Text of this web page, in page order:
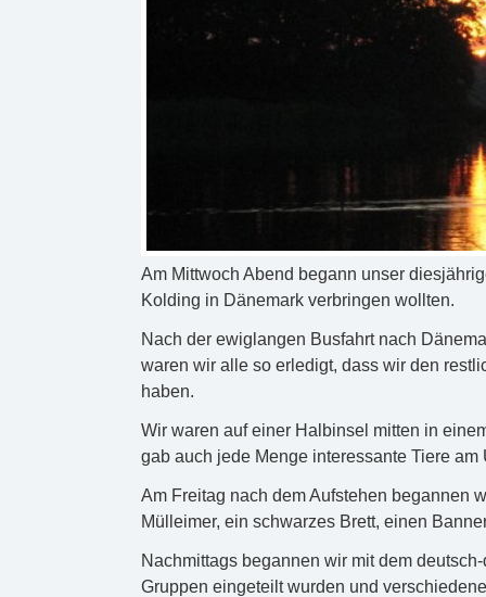
Am Mittwoch Abend begann unser
Kolding in Dänemark verbringen wollten.
Nach der ewiglangen Busfahrt nach
waren wir alle so erledigt, dass wir den
haben.
Wir waren auf einer Halbinsel mitten in
gab auch jede Menge interessante Tiere am
Am Freitag nach dem Aufstehen begannen
Mülleimer, ein schwarzes Brett, einen
Nachmittags begannen wir mit dem
Gruppen eingeteilt wurden und